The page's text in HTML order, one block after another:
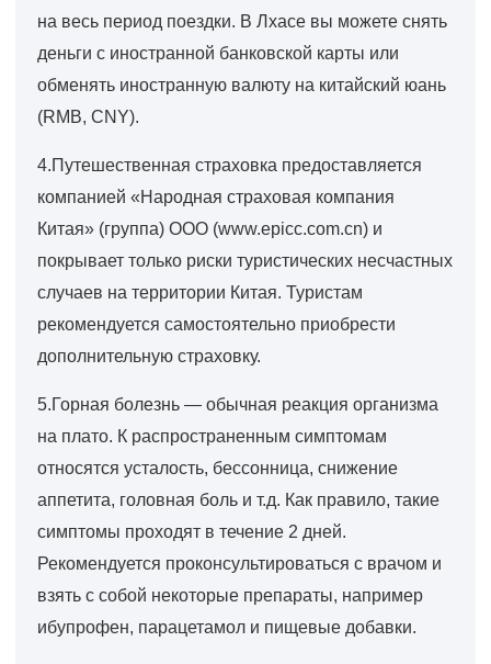
на весь период поездки. В Лхасе вы можете снять
деньги с иностранной банковской карты или
обменять иностранную валюту на китайский юань
(RMB, CNY).
4.Путешественная страховка предоставляется
компанией «Народная страховая компания
Китая» (группа) ООО (www.epicc.com.cn) и
покрывает только риски туристических несчастных
случаев на территории Китая. Туристам
рекомендуется самостоятельно приобрести
дополнительную страховку.
5.Горная болезнь — обычная реакция организма
на плато. К распространенным симптомам
относятся усталость, бессонница, снижение
аппетита, головная боль и т.д. Как правило, такие
симптомы проходят в течение 2 дней.
Рекомендуется проконсультироваться с врачом и
взять с собой некоторые препараты, например
ибупрофен, парацетамол и пищевые добавки.